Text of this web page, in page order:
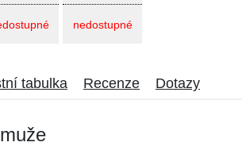
nedostupné
tabulka Recenze Dotazy